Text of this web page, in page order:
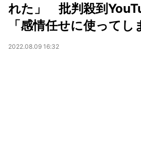
れた」 批判殺到
「感情任せに使ってし
2022.08.09 16:32